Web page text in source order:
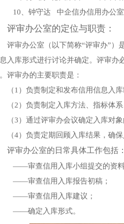
10、钟守达 中企信办信用办公
评审办公室的定位与职责：
评审办公室（以下简称“评审办”）
入库形式进行讨论并确定。 评审办
评审办的主要职责是：
（1）负责制定和发布信用信息入库
（2）负责制定入库方法、指标体
（3）通过评审办会议确定入库对
（4）负责定期回顾入库结果，确
评审办公室的日常具体工作包括：
——审查信用入库小组提交的资料
——审查信用入库报告初稿；
——审查信用入库建议；
——确定入库形式。